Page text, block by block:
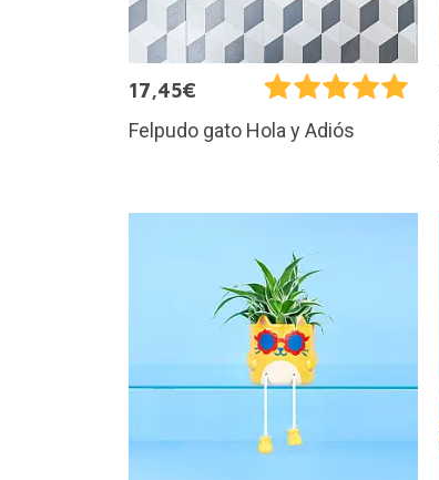
17,45€
Felpudo gato Hola y Adiós